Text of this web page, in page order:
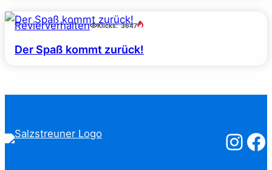
Revierverhalten Klicks: 3647
Der Spaß kommt zurück!